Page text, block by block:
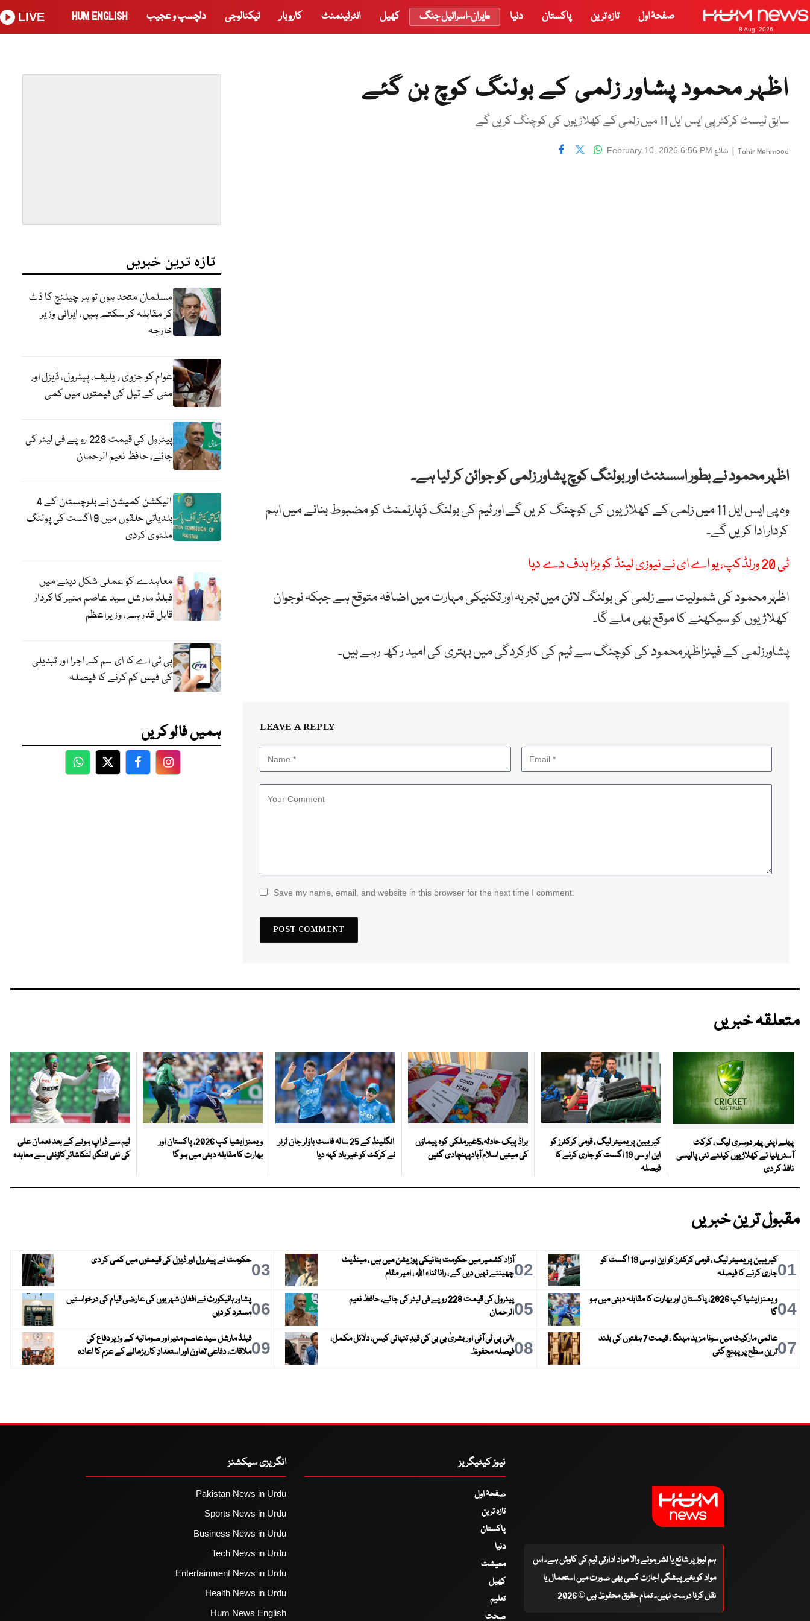
8 Aug, 2026
صفحۂ اول تازہ ترین پاکستان دنیا ایران-اسرائیل جنگ کھیل انٹرٹینمنٹ کاروبار ٹیکنالوجی دلچسپ و عجیب HUM ENGLISH
LIVE
اظہر محمود پشاور زلمی کے بولنگ کوچ بن گئے
سابق ٹیسٹ کرکٹر پی ایس ایل 11 میں زلمی کے کھلاڑیوں کی کوچنگ کریں گے
Tahir Mehmood
| شائع February 10, 2026 6:56 PM
اظہر محمود نے بطور اسسٹنٹ اور بولنگ کوچ پشاور زلمی کو جوائن کر لیا ہے۔
وہ پی ایس ایل 11 میں زلمی کے کھلاڑیوں کی کوچنگ کریں گے اور ٹیم کی بولنگ ڈپارٹمنٹ کو مضبوط بنانے میں اہم
کردار ادا کریں گے۔
ٹی 20 ورلڈکپ، یو اے ای نے نیوزی لینڈ کو بڑا ہدف دے دیا
اظہر محمود کی شمولیت سے زلمی کی بولنگ لائن میں تجربہ اور تکنیکی مہارت میں اضافہ متوقع ہے جبکہ نوجوان
کھلاڑیوں کو سیکھنے کا موقع بھی ملے گا۔
پشاورزلمی کے فینزاظہرمحمود کی کوچنگ سے ٹیم کی کارکردگی میں بہتری کی امید رکھ رہے ہیں۔
LEAVE A REPLY
Save my name, email, and website in this browser for the next time I comment.
تازہ ترین خبریں
مسلمان متحد ہوں تو ہر چیلنج کا ڈٹ
کر مقابلہ کر سکتے ہیں، ایرانی وزیر
خارجہ
عوام کو جزوی ریلیف، پیٹرول، ڈیزل اور
مٹی کے تیل کی قیمتوں میں کمی
پیٹرول کی قیمت 228 روپے فی لیٹر کی
جائے، حافظ نعیم الرحمان
الیکشن کمیشن نے بلوچستان کے 4
بلدیاتی حلقوں میں 9 اگست کی پولنگ
ملتوی کردی
معاہدے کو عملی شکل دینے میں
فیلڈ مارشل سید عاصم منیر کا کردار
قابل قدر ہے، وزیراعظم
پی ٹی اے کا ای سم کے اجرا اور تبدیلی
کی فیس کم کرنے کا فیصلہ
ہمیں فالو کریں
WhatsApp
TwitterFacebookFacebook
متعلقہ خبریں
پہلے اپنی پھر دوسری لیگ ، کرکٹ
آسٹریلیا نے کھلاڑیوں کیلئے نئی پالیسی
نافذ کر دی
کیریبین پریمیئر لیگ ، قومی کرکٹرز کو
این او سی 19 اگست کو جاری کرنے کا
فیصلہ
براڈ پیک حادثہ،5غیرملکی کوہ پیماؤں
کی میتیں اسلام آبادپہنچادی گئیں
انگلینڈ کے 25 سالہ فاسٹ باؤلر جان ٹرنر
نے کرکٹ کو خیر باد کہہ دیا
ویمنز ایشیا کپ 2026، پاکستان اور
بھارت کا مقابلہ دبئی میں ہو گا
ٹیم سے ڈراپ ہونے کے بعد نعمان علی
کی نئی اننگز، لنکاشائر کاؤنٹی سے معاہدہ
مقبول ترین خبریں
01
کیریبین پریمیئر لیگ ، قومی کرکٹرز کو این او سی 19 اگست کو
جاری کرنے کا فیصلہ
02آزاد کشمیر میں حکومت بنانیکی پوزیشن میں ہیں ، مینڈیٹ
چھیننے نہیں دیں گے ، رانا ثناء اللہ ، امیر مقام
03حکومت نے پیٹرول اور ڈیزل کی قیمتوں میں کمی کر دی
04
ویمنز ایشیا کپ 2026، پاکستان اور بھارت کا مقابلہ دبئی میں ہو
گا
05
پیٹرول کی قیمت 228 روپے فی لیٹر کی جائے، حافظ نعیم
الرحمان
06پشاور ہائیکورٹ نے افغان شہریوں کی عارضی قیام کی درخواستیں
مسترد کر دیں
07
عالمی مارکیٹ میں سونا مزید مہنگا ، قیمت 7 ہفتوں کی بلند
ترین سطح پر پہنچ گئی
08بانی پی ٹی آئی اور بشریٰ بی بی کی قیدِ تنہائی کیس، دلائل مکمل،
فیصلہ محفوظ
09فیلڈ مارشل سید عاصم منیر اور صومالیہ کے وزیر دفاع کی
ملاقات، دفاعی تعاون اور استعدادِ کار بڑھانے کے عزم کا اعادہ
ہم نیوز پر شائع یا نشر ہونے والا مواد ادارتی ٹیم کی کاوش ہے۔ اس
مواد کو بغیر پیشگی اجازت کسی بھی صورت میں استعمال یا
نقل کرنا درست نہیں۔ تمام حقوق محفوظ ہیں © 2026
نیوز کیٹیگریز
صفحۂ اول
تازہ ترین
پاکستان
دنیا
معیشت
کھیل
تعلیم
صحت
انگریزی سیکشنز
Pakistan News in Urdu
Sports News in Urdu
Business News in Urdu
Tech News in Urdu
Entertainment News in Urdu
Health News in Urdu
Hum News English